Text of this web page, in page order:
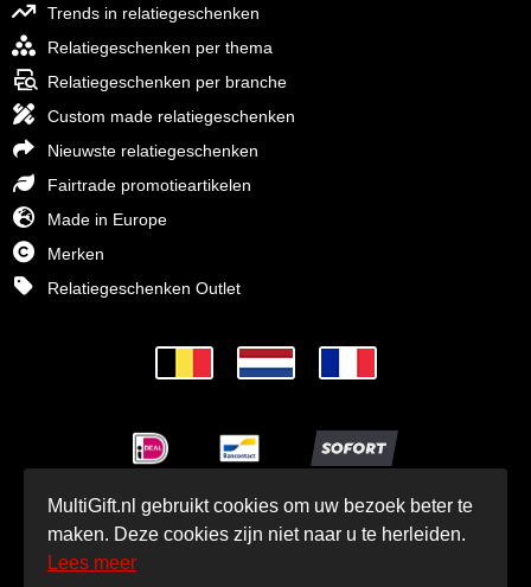
Trends in relatiegeschenken
Relatiegeschenken per thema
Relatiegeschenken per branche
Custom made relatiegeschenken
Nieuwste relatiegeschenken
Fairtrade promotieartikelen
Made in Europe
Merken
Relatiegeschenken Outlet
© MultiGift Relatiegeschenken BV 1993 - 2026
MultiGift.nl gebruikt cookies om uw bezoek beter te
maken. Deze cookies zijn niet naar u te herleiden.
Lees meer